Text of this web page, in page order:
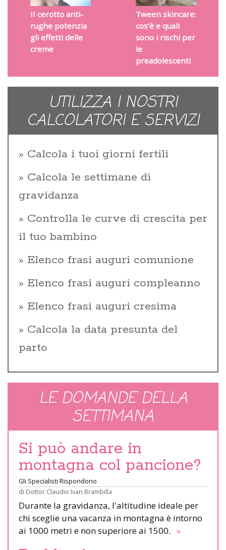
II cerotto anti-
rughe potenzia
gli effetti delle
creme
Tween skincare:
cos’è e quali
sono i rischi per
le
preadolescenti
UTILIZZA I NOSTRI
CALCOLATORI E SERVIZI
Calcola i tuoi giorni fertili
Calcola le settimane di
gravidanza
Controlla le curve di crescita per
il tuo bambino
Elenco frasi auguri comunione
Elenco frasi auguri compleanno
Elenco frasi auguri cresima
Calcola la data presunta del
parto
LE DOMANDE DELLA
SETTIMANA
Si può andare in
montagna col pancione?
Gli Specialisti Rispondono
di Dottor Claudio Ivan Brambilla
Durante la gravidanza, l'altitudine ideale per
chi sceglie una vacanza in montagna è intorno
ai 1000 metri e non superiore ai 1500. »